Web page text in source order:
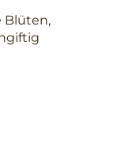
Blüten,